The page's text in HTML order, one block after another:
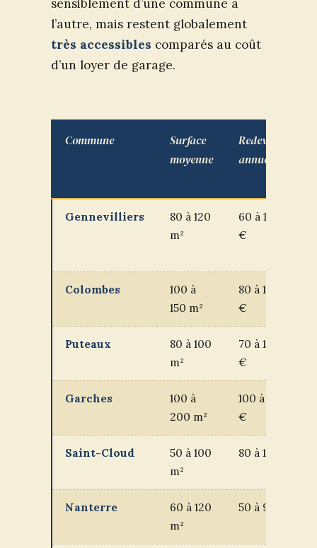
sensiblement d’une commune à
l’autre, mais restent globalement
très accessibles comparés au coût
d’un loyer de garage.
Commune
Surface
moyenne
Redevance
annuelle
Gennevilliers
80 à 120
m²
60 à 100
€
Colombes
100 à
150 m²
80 à 130
€
Puteaux
80 à 100
m²
70 à 120
€
Garches
100 à
200 m²
100 à 200
€
Saint-Cloud
50 à 100
m²
80 à 150 €
Nanterre
60 à 120
m²
50 à 90 €